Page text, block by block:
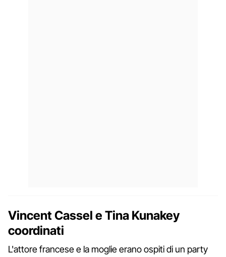
Vincent Cassel e Tina Kunakey
coordinati
L'attore francese e la moglie erano ospiti di un party